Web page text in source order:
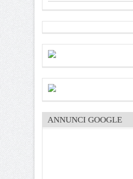
ANNUNCI GOOGLE